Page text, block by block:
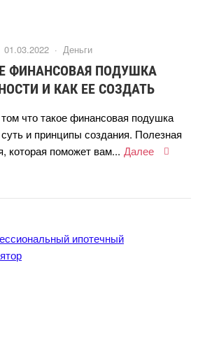
01.03.2022 · Деньги
ФИНАНСОВАЯ ПОДУШКА
И КАК ЕЕ СОЗДАТЬ
что такое финансовая подушка
и принципы создания. Полезная
которая поможет вам... Далее